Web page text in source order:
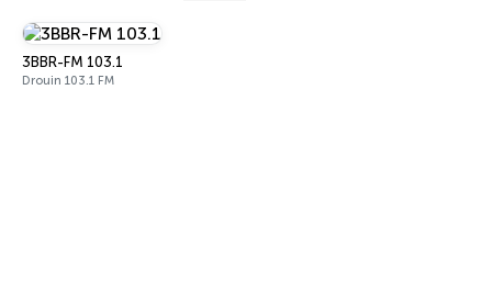
3BBR-FM 103.1
Drouin 103.1 FM